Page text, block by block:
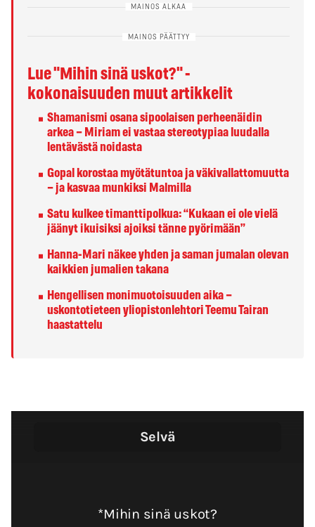
Lue "Mihin sinä uskot?" -
kokonaisuuden muut artikkelit
Shamanismi osana sipoolaisen perheenäidin
arkea – Miriam ei vastaa stereotypiaa luudalla
lentävästä noidasta
Gopal korostaa myötätuntoa ja väkivallattomuutta
– ja kasvaa munkiksi Malmilla
Satu kulkee timanttipolkua: “Kukaan ei ole vielä
jäänyt ikuisiksi ajoiksi tänne pyörimään”
Hanna-Mari näkee yhden ja saman jumalan olevan
kaikkien jumalien takana
Hengellisen monimuotoisuuden aika–
uskontotieteen yliopistonlehtori Teemu Tairan
haastattelu